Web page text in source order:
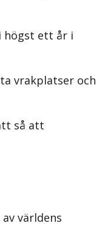
högst ett år i
vrakplatser och
så att
världens